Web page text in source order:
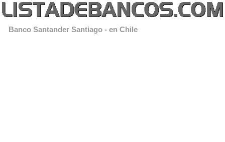
Banco Santander Santiago - en Chile